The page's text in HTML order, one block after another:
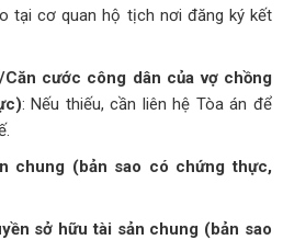
tại cơ quan hộ tịch nơi đăng ký kết
cước công dân của vợ chồng
: Nếu thiếu, cần liên hệ Tòa án để
chung (bản sao có chứng thực,
sở hữu tài sản chung (bản sao